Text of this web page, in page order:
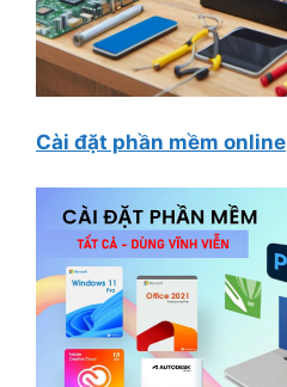
Cài đặt phần mềm online